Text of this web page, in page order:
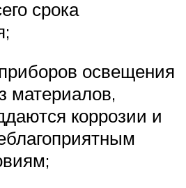
срока
освещения
материалов,
коррозии и